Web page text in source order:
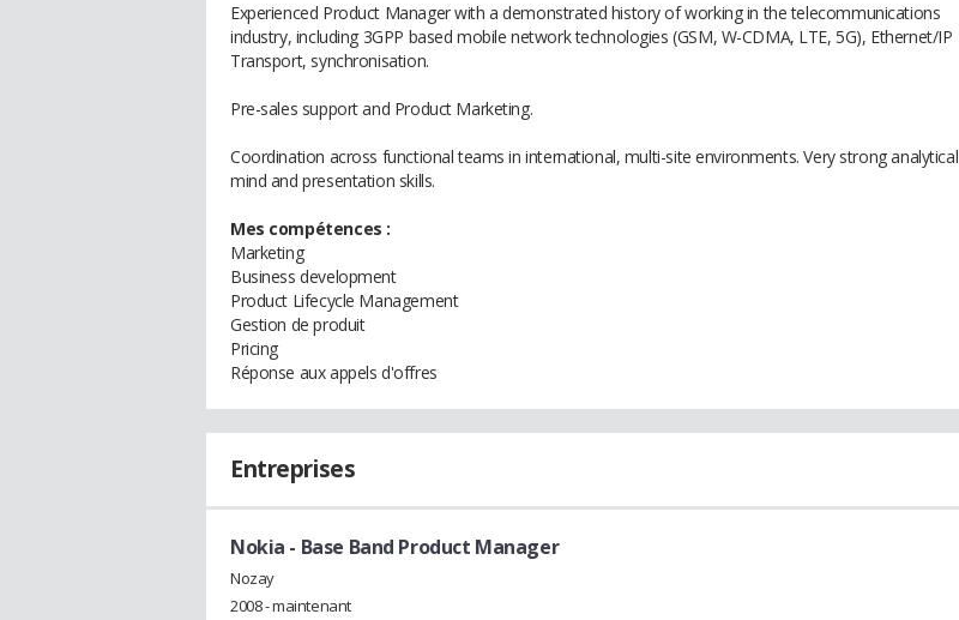
Experienced Product Manager with a demonstrated history of working in the telecommunications
industry, including 3GPP based mobile network technologies (GSM, W-CDMA, LTE, 5G), Ethernet/IP
Transport, synchronisation.
Pre-sales support and Product Marketing.
Coordination across functional teams in international, multi-site environments. Very strong analytical
mind and presentation skills.
Mes compétences :
Marketing
Business development
Product Lifecycle Management
Gestion de produit
Pricing
Réponse aux appels d'offres
Entreprises
Nokia - Base Band Product Manager
Nozay
2008 - maintenant